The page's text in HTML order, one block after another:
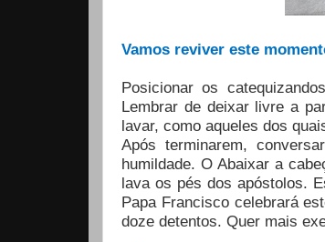
Vamos reviver este
Posicionar os
Lembrar de deixar livre a
lavar, como aqueles dos
Após terminarem,
humildade. O Abaixar a
lava os pés dos apóstolos.
Papa Francisco celebrará
doze detentos. Quer mais